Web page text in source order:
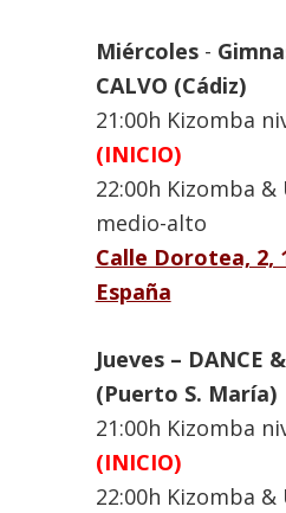
Miércoles-
CALVO (Cádiz)
21:00h Kizomba
(INICIO)
22:00h Kizomba
medio-alto
Calle Dorotea, 2,
España
Jueves – DANCE
(Puerto S. María)
21:00h Kizomba
(INICIO)
22:00h Kizomba